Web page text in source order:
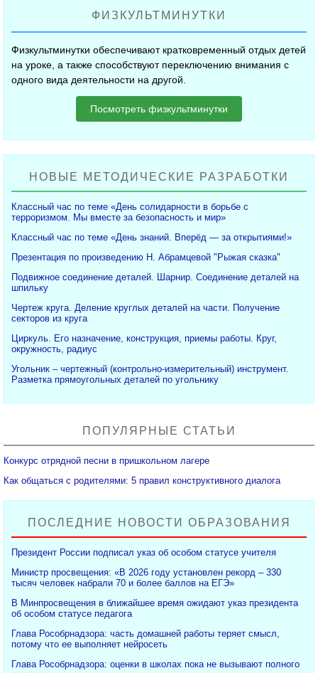
ФИЗКУЛЬТМИНУТКИ
Физкультминутки обеспечивают кратковременный отдых детей
на уроке, а также способствуют переключению внимания с
одного вида деятельности на другой.
Посмотреть физкультминутки
НОВЫЕ МЕТОДИЧЕСКИЕ РАЗРАБОТКИ
Классный час по теме «День солидарности в борьбе с
терроризмом. Мы вместе за безопасность и мир»
Классный час по теме «День знаний. Вперёд — за открытиями!»
Презентация по произведению Н. Абрамцевой "Рыжая сказка"
Подвижное соединение деталей. Шарнир. Соединение деталей на
шпильку
Чертеж круга. Деление круглых деталей на части. Получение
секторов из круга
Циркуль. Его назначение, конструкция, приемы работы. Круг,
окружность, радиус
Угольник – чертежный (контрольно-измерительный) инструмент.
Разметка прямоугольных деталей по угольнику
ПОПУЛЯРНЫЕ СТАТЬИ
Конкурс отрядной песни в пришкольном лагере
Как общаться с родителями: 5 правил конструктивного диалога
ПОСЛЕДНИЕ НОВОСТИ ОБРАЗОВАНИЯ
Президент России подписал указ об особом статусе учителя
Министр просвещения: «В 2026 году установлен рекорд – 330
тысяч человек набрали 70 и более баллов на ЕГЭ»
В Минпросвещения в ближайшее время ожидают указ президента
об особом статусе педагога
Глава Рособрнадзора: часть домашней работы теряет смысл,
потому что ее выполняет нейросеть
Глава Рособрнадзора: оценки в школах пока не вызывают полного